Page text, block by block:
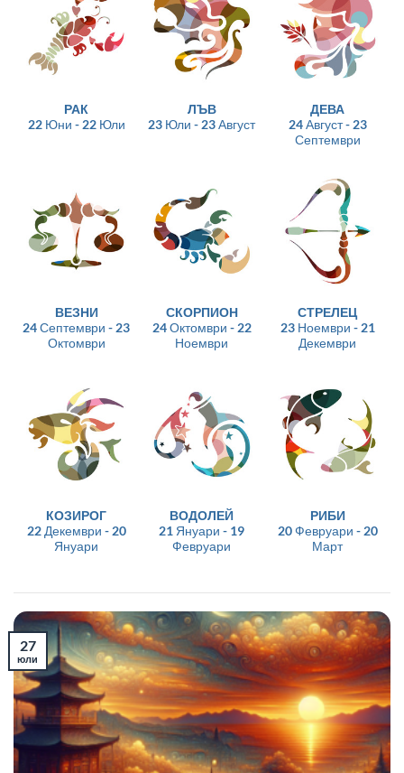
РАК
22 Юни - 22 Юли
ЛЪВ
23 Юли - 23 Август
ДЕВА
24 Август - 23
Септември
ВЕЗНИ
24 Септември - 23
Октомври
СКОРПИОН
24 Октомври - 22
Ноември
СТРЕЛЕЦ
23 Ноември - 21
Декември
КОЗИРОГ
22 Декември - 20
Януари
ВОДОЛЕЙ
21 Януари - 19
Февруари
РИБИ
20 Февруари - 20
Март
27
юли